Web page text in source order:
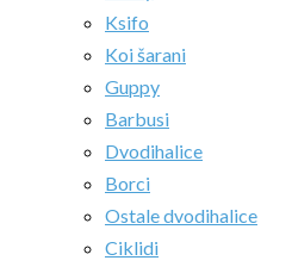
Ksifo
Koi šarani
Guppy
Barbusi
Dvodihalice
Borci
Ostale dvodihalice
Ciklidi